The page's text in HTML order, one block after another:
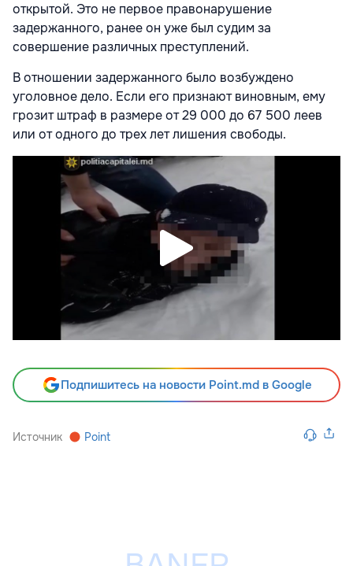
открытой. Это не первое правонарушение
задержанного, ранее он уже был судим за
совершение различных преступлений.
В отношении задержанного было возбуждено
уголовное дело. Если его признают виновным, ему
грозит штраф в размере от 29 000 до 67 500 леев
или от одного до трех лет лишения свободы.
Подпишитесь на новости Point.md в Google
Источник Point